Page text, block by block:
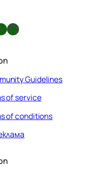
GitHub
Guidelines
of service
of conditions